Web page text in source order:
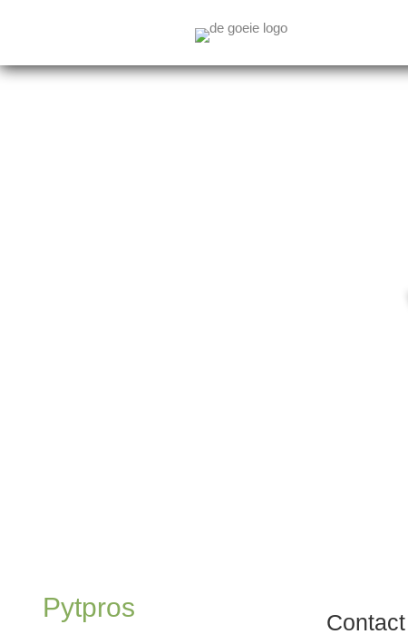
Pytpros Contact